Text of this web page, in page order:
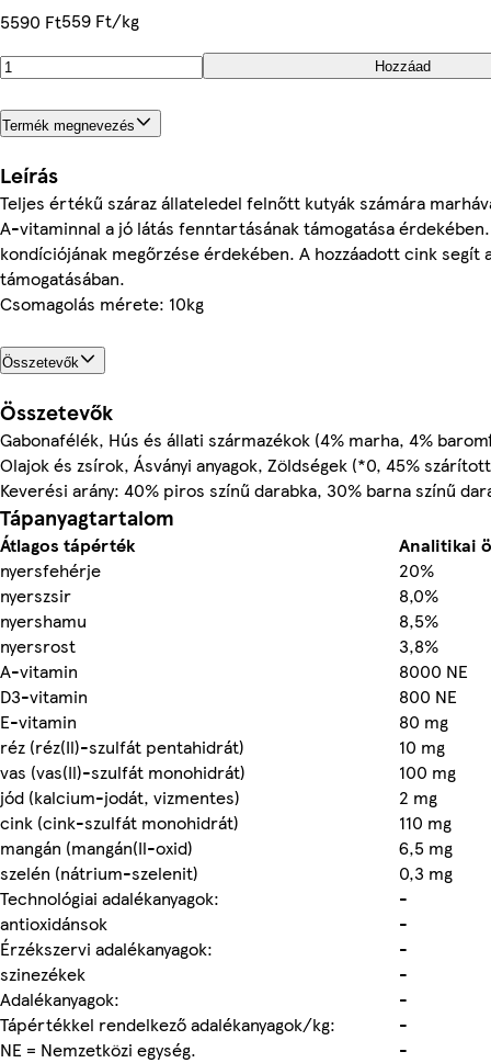
5590 Ft559 Ft/kg
Hozzáad
Termék megnevezés
Leírás
Teljes értékű száraz állateledel felnőtt kutyák számára
A-vitaminnal a jó látás fenntartásának támogatása
kondíciójának megőrzése érdekében. A hozzáadott cink segít
támogatásában.
Csomagolás mérete: 10kg
Összetevők
Összetevők
Gabonafélék, Hús és állati származékok (4% marha, 4%
Olajok és zsírok, Ásványi anyagok, Zöldségek (*0, 45%
Keverési arány: 40% piros színű darabka, 30% barna színű
Tápanyagtartalom
Átlagos tápérték
Analitikai
nyersfehérje
20%
nyerszsir
8,0%
nyershamu
8,5%
nyersrost
3,8%
A-vitamin
8000 NE
D3-vitamin
800 NE
E-vitamin
80 mg
réz (réz(Il)-szulfát pentahidrát)
10 mg
vas (vas(Il)-szulfát monohidrát)
100 mg
jód (kalcium-jodát, vizmentes)
2 mg
cink (cink-szulfát monohidrát)
110 mg
mangán (mangán(Il-oxid)
6,5 mg
szelén (nátrium-szelenit)
0,3 mg
Technológiai adalékanyagok:
-
antioxidánsok
-
Érzékszervi adalékanyagok:
-
szinezékek
-
Adalékanyagok:
-
Tápértékkel rendelkező adalékanyagok/kg:
-
NE = Nemzetközi egység.
-